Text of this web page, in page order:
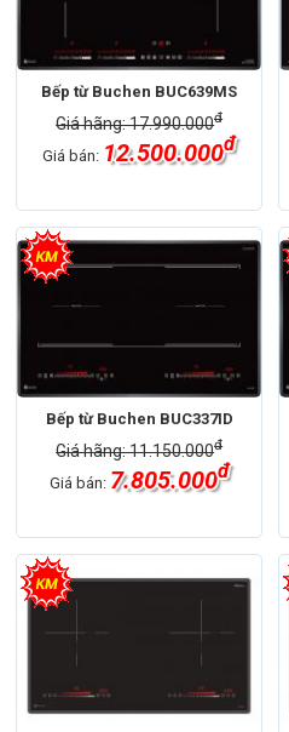
Bếp từ Buchen BUC639MS
Giá hãng: 17.990.000đ
Giá bán: 12.500.000đ
Bếp từ Buchen BUC337ID
Giá hãng: 11.150.000đ
Giá bán: 7.805.000đ